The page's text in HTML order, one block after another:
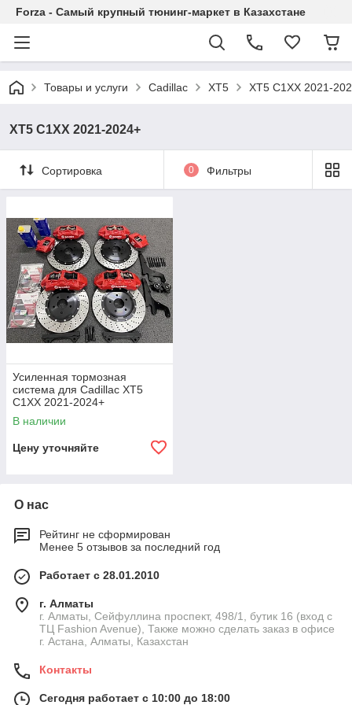
Forza - Самый крупный тюнинг-маркет в Казахстане
Товары и услуги Cadillac XT5 XT5 C1XX 2021-
XT5 C1XX 2021-2024+
Сортировка 0 Фильтры
Усиленная тормозная
система для Cadillac XT5
C1XX 2021-2024+
В наличии
Цену уточняйте
О нас
Рейтинг не сформирован
Менее 5 отзывов за последний год
Работает с 28.01.2010
г. Алматы
г. Алматы, Сейфуллина проспект, 498/1, бутик 16 (вход с
ТЦ Fashion Avenue), Также можно сделать заказ в офисе
г. Астана, Алматы, Казахстан
Контакты
Сегодня работает с 10:00 до 18:00